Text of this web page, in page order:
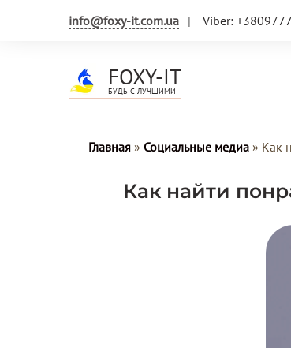
info@foxy-it.com.ua Viber:
FOXY-IT
БУДЬ С ЛУЧШИМИ
Главная » Социальные медиа » Как
Как найти